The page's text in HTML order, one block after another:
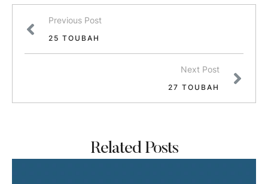
Previous Post
25 TOUBAH
Next Post
27 TOUBAH
Related Posts